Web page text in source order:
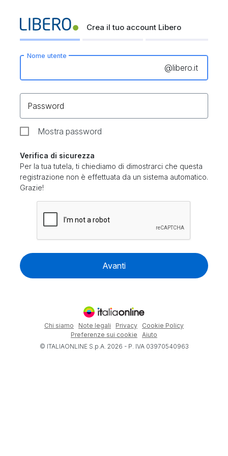
Crea il tuo account Libero
Nome utente
@libero.it
Password
Mostra password
Verifica di sicurezza
Per la tua tutela, ti chiediamo di dimostrarci che questa
registrazione non è effettuata da un sistema automatico.
Grazie!
Avanti
Chi siamo Note legali Privacy
Cookie Policy
Preferenze sui cookie
Aiuto
© ITALIAONLINE S.p.A. 2026 - P. IVA 03970540963